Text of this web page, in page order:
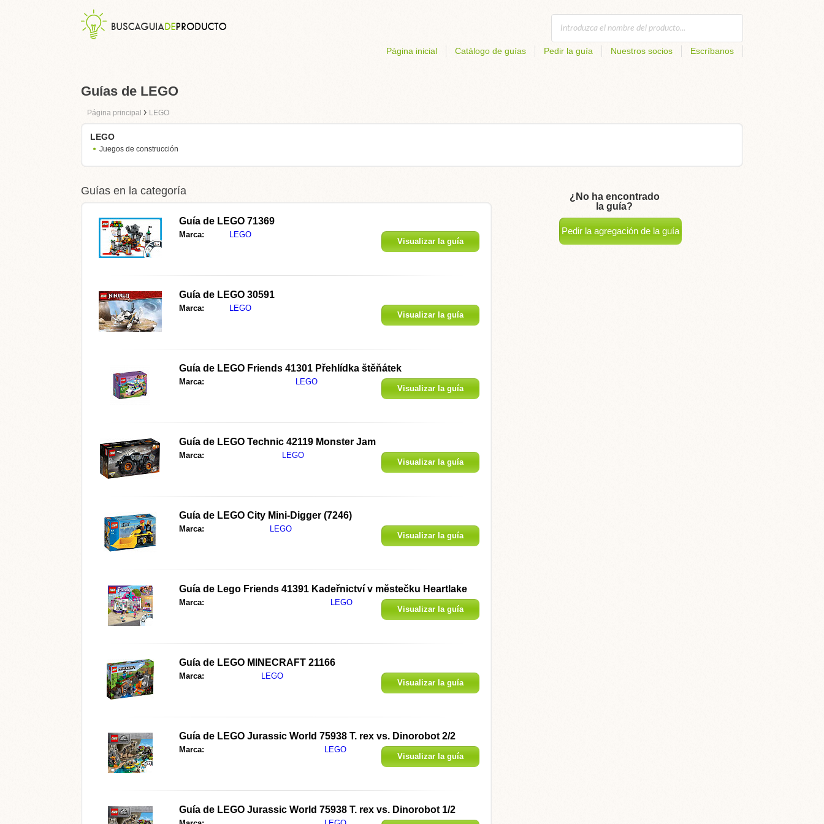
Página inicial Catálogo de guías Pedir la guía Nuestros socios Escríbanos
Guías de LEGO
Página principal › LEGO
LEGO
Juegos de construcción
Guías en la categoría
Guía de LEGO 71369
Marca: LEGO
Visualizar la guía
Guía de LEGO 30591
Marca: LEGO
Visualizar la guía
Guía de LEGO Friends 41301 Přehlídka štěňátek
Marca: LEGO
Visualizar la guía
Guía de LEGO Technic 42119 Monster Jam
Marca: LEGO
Visualizar la guía
Guía de LEGO City Mini-Digger (7246)
Marca: LEGO
Visualizar la guía
Guía de Lego Friends 41391 Kadeřnictví v městečku Heartlake
Marca: LEGO
Visualizar la guía
Guía de LEGO MINECRAFT 21166
Marca: LEGO
Visualizar la guía
Guía de LEGO Jurassic World 75938 T. rex vs. Dinorobot 2/2
Marca: LEGO
Visualizar la guía
Guía de LEGO Jurassic World 75938 T. rex vs. Dinorobot 1/2
¿No ha encontrado
la guía?
Pedir la agregación de la guía